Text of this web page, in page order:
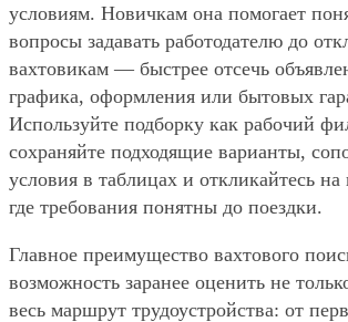
условиям. Новичкам она помогает
вопросы задавать работодателю до
вахтовикам — быстрее отсечь
графика, оформления или бытовых
Используйте подборку как рабочий
сохраняйте подходящие варианты,
условия в таблицах и откликайтесь
где требования понятны до поездки.
Главное преимущество вахтового
возможность заранее оценить не
весь маршрут трудоустройства: от